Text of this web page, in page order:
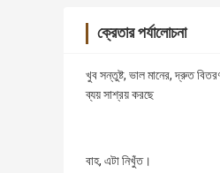
ক্রেতার পর্যালোচনা
খুব সন্তুষ্ট, ভাল মানের, দ্রুত
ব্যয় সাশ্রয় করছে
বাহ, এটা নিখুঁত।